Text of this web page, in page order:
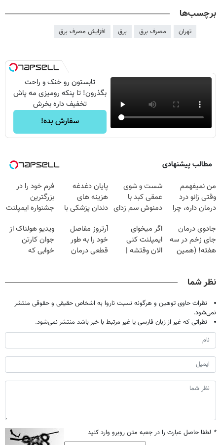
برچسب‌ها
تهران مصرف برق برق افزایش مصرف برق
تابستون رو خنک و راحت
بگذرون! تا پنکه رومیزی مه پاش
تخفیف داره بخرش
سفارش بده!
مطالب پیشنهادی
من نمیفهمم
وقتی زانو درد
درمان داره، چرا
تحمل میکنی؟❗
شست و شوی
عمقی کبد با
دمنوش سم زدای
پایان دغدغه
هزینه های
دندان پزشکی با
خانگی
فرم خود را در
بزرگترین
جشنواره ایمپلنت
فقط ۲۵ میلیون
جادوی درمان
جای زخم در سه
هفته! (همین
اگر میخوای
ایمپلنت کنی
الان وقتشه |
آرتروز مفاصل
خود را به طور
قطعی درمان
ویدیو هولناک از
جوان کارتن
خوابی که
نظر شما
نظرات حاوی توهین و هرگونه نسبت ناروا به اشخاص حقیقی و حقوقی منتشر
نمی‌شود.
نظراتی که غیر از زبان فارسی یا غیر مرتبط با خبر باشد منتشر نمی‌شود.
* لطفا حاصل عبارت را در جعبه متن روبرو وارد کنید